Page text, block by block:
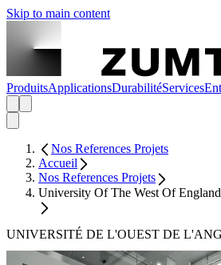
Skip to main content
ProduitsApplicationsDurabilitéServices
Nos References Projets
Accueil
Nos References Projets
University Of The West Of England
UNIVERSITÉ DE L'OUEST DE